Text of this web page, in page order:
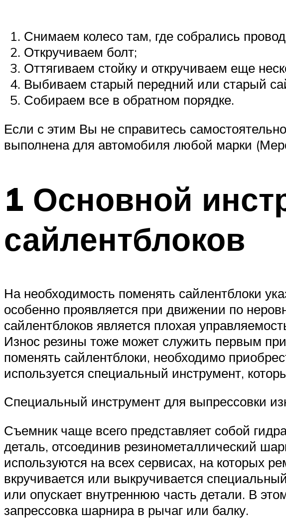
Снимаем колесо там, где собрались
Откручиваем болт;
Оттягиваем стойку и откручиваем еще
Выбиваем старый передний или старый
Собираем все в обратном порядке.
Если с этим Вы не справитесь
выполнена для автомобиля любой марки
1 Основной
сайлентблоков
На необходимость поменять сайлентблоки
особенно проявляется при движении по
сайлентблоков является плохая
Износ резины тоже может служить первым
поменять сайлентблоки, необходимо
используется специальный инструмент,
Специальный инструмент для выпрессовки
Съемник чаще всего представляет собой
деталь, отсоединив резинометаллический
используются на всех сервисах, на которых
вкручивается или выкручивается
или опускает внутреннюю часть детали. В
запрессовка шарнира в рычаг или балку.